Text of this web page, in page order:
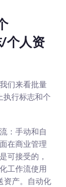
个人资
们来看批量
执行标志和个
：手动和自
在商业管理
可接受的，
工作流使用
资产。自动化